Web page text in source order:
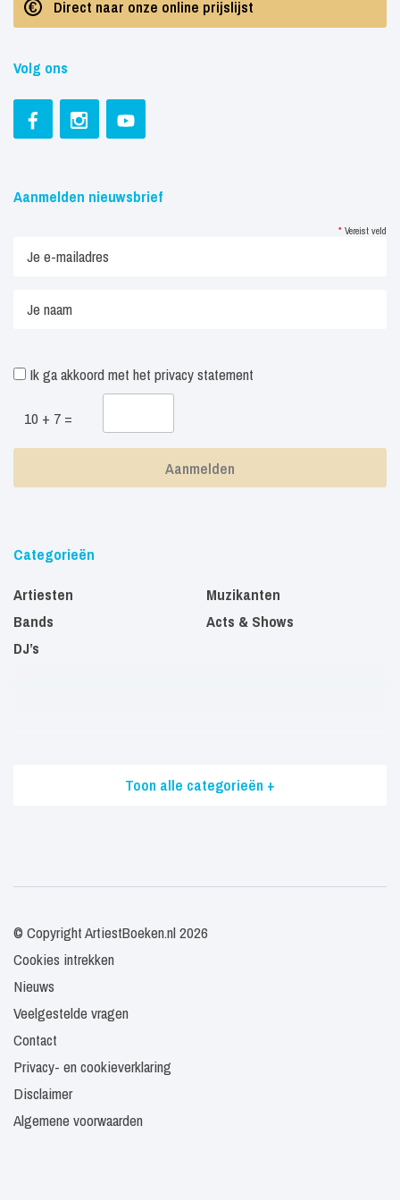
Direct naar onze online prijslijst
Volg ons
Aanmelden nieuwsbrief
* Vereist veld
Ik ga akkoord met het privacy statement
10 + 7 =
Categorieën
Artiesten
Bands
DJ’s
Muzikanten
Acts & Shows
Toon alle categorieën +
© Copyright ArtiestBoeken.nl 2026
Cookies intrekken
Nieuws
Veelgestelde vragen
Contact
Privacy- en cookieverklaring
Disclaimer
Algemene voorwaarden